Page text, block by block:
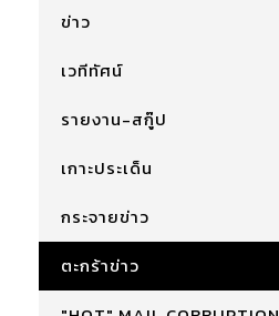
ข่าว
เวทีทัศน์
รายงาน-สกู๊ป
เกาะประเด็น
กระจายข่าว
ตะกร้าข่าว